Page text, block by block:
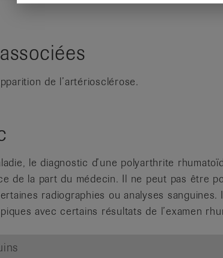
de l’artériosclérose.
le diagnostic d’une polyarthrite
de la part du médecin. Il ne peut pas être
radiographies ou analyses
avec certains résultats de l’examen